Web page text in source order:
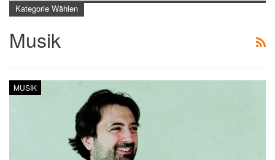
Kategorie Wählen
Musik
MUSIK